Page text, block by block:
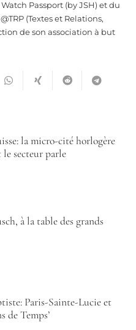
Passport (by JSH) et du
(Textes et Relations,
de son association à but
la micro-cité horlogère
secteur parle
à la table des grands
Paris-Sainte-Lucie et
de Temps’